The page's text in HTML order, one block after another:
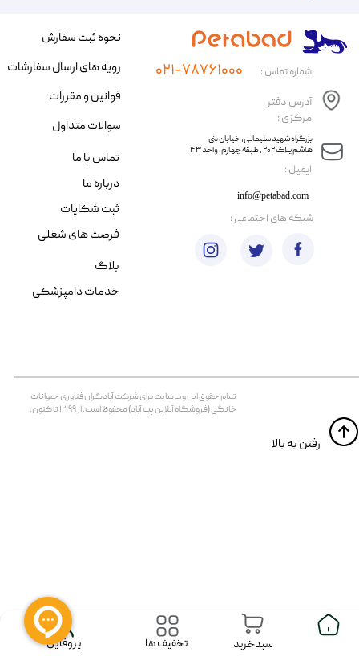
​ایمیل :
آدرس دفتر
مرکزی :
info@petabad.com
​​بزرگراه شهید سلیمانی، خیابان بنی
هاشم پلاک ۲۰۲ ، طبقه چهارم، واحد ۴۳
شماره تماس : ۰۲۱-۷۸۷۶۱۰۰۰
تمام حقوق اين وب‌سايت برای شرکت آبادگران فناوری حیوانات
خانگی (فروشگاه آنلاین پت آباد) محفوظ است. از ۱۳۹۹ تا کنون.
​​رفتن به بالا
نحوه ثبت سفارش
رویه های ارسال سفارشات
قوانین و مقررات
سوالات متداول
تماس با ما
درباره ما
ثبت شکایات
فرصت های شغلی
​شبکه های اجتماعی :
بلاگ
خدمات دامپزشکی
سبدخرید تخفیف ها پروفایل